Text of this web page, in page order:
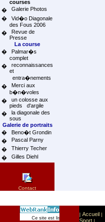
courses
�
Galerie Photos
�
Vid�o Diagonale
des Fous 2006
�
Revue de
Presse
La course
�
Palmar�s
complet
�
reconnaissances
et
entra�nements
�
Merci aux
b�n�voles
�
un colosse aux
pieds d'argile
�
la diagonale des
sous
Galerie de portraits
�
Beno�t Grondin
�
Pascal Parny
�
Thierry Techer
�
Gilles Diehl
Contact
Ce site est list� dans la cat�gorie
| Accueil |
Sport |